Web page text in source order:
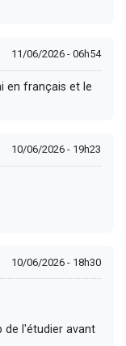
11/06/2026 - 06h54
en français et le
10/06/2026 - 19h23
10/06/2026 - 18h30
de l'étudier avant